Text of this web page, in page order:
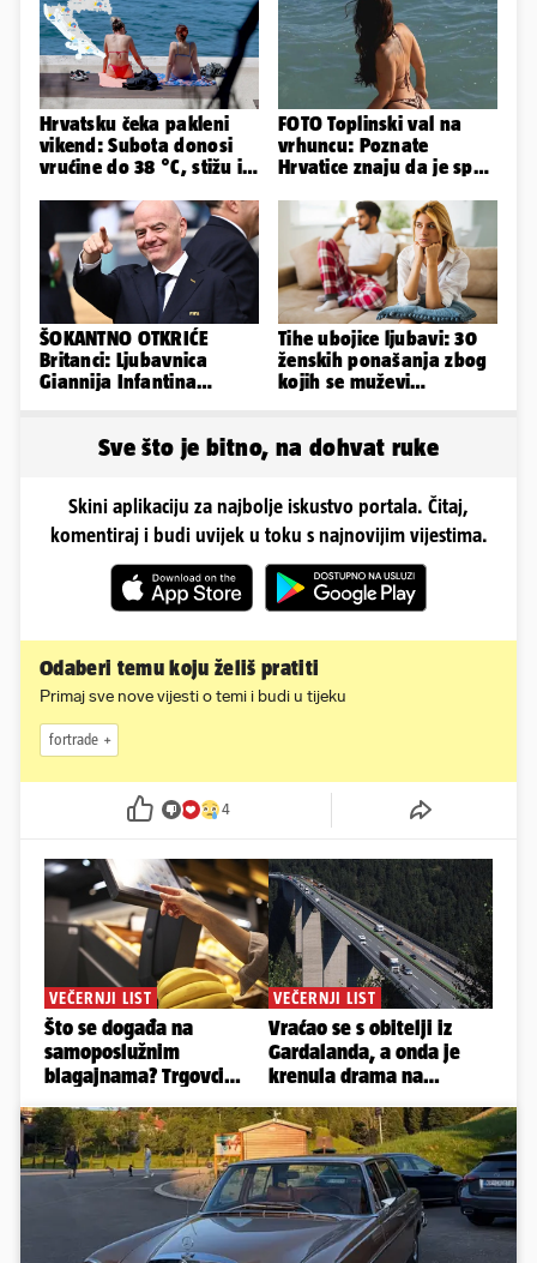
Hrvatsku čeka pakleni
vikend: Subota donosi
vrućine do 38 °C, stižu i
FOTO Toplinski val na
vrhuncu: Poznate
Hrvatice znaju da je spas
ŠOKANTNO OTKRIĆE
Britanci: Ljubavnica
Giannija Infantina
Tihe ubojice ljubavi: 30
ženskih ponašanja zbog
kojih se muževi
Sve što je bitno, na dohvat ruke
Skini aplikaciju za najbolje iskustvo portala. Čitaj,
komentiraj i budi uvijek u toku s najnovijim vijestima.
Odaberi temu koju želiš pratiti
Primaj sve nove vijesti o temi i budi u tijeku
fortrade
4